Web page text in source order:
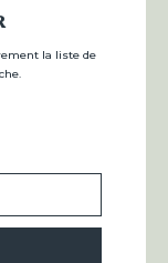
la liste de